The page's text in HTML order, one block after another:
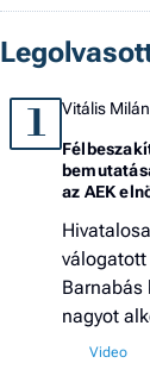
1 Vitális Milán
az AEK
Barnabás
nagyot